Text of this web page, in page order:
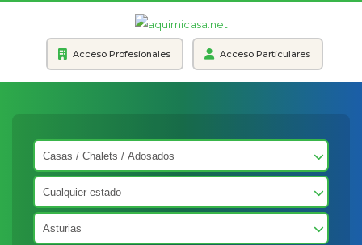
Acceso Profesionales Acceso Particulares